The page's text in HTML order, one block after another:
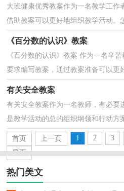
大班健康优秀教案作为一名教学工作
借助教案可以更好地组织教学活动。
呢？下面是小编为大家收集的大班健
《百分数的认识》教案
《百分数的认识》教案 作为一名辛
要求编写教案，通过教案准备可以更
适当的必要的调整。优秀的教案都具
有关安全教案
有关安全教案作为一名教师，有必要
是教学活动的总的组织纲领和行动方
编帮大家整理的有关安全教案，欢迎
首页 上一页 1 2 3
尾页
热门美文